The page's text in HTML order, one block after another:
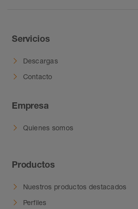
Servicios
Descargas
Contacto
Empresa
Quienes somos
Productos
Nuestros productos destacados
Perfiles